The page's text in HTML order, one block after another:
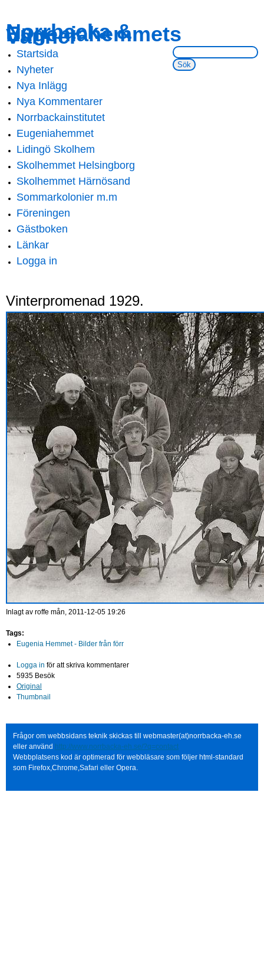
main
content
navigation
Norrbacka &
Eugeniahemmets
Vänner
Sök på webbsidan:
Main menu
Startsida
Nyheter
Nya Inlägg
Nya Kommentarer
Norrbackainstitutet
Eugeniahemmet
Lidingö Skolhem
Skolhemmet Helsingborg
Skolhemmet Härnösand
Sommarkolonier m.m
Föreningen
Gästboken
Länkar
Logga in
Vinterpromenad 1929.
Inlagt av roffe mån, 2011-12-05 19:26
Tags:
Eugenia Hemmet - Bilder från förr
Logga in för att skriva kommentarer
5935 Besök
Original
Thumbnail
Frågor om webbsidans teknik skickas till webmaster(at)norrbacka-eh.se
eller använd http://www.norrbacka-eh.se/?q=contact
Webbplatsens kod är optimerad för webbläsare som följer html-standard
som Firefox,Chrome,Safari eller Opera.